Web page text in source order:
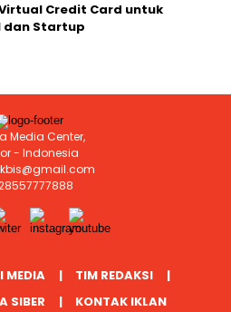
Credit Card untuk
dan Startup
Media Center,
- Indonesia
MEDIA
TIM REDAKSI
SIBER KONTAK IKLAN